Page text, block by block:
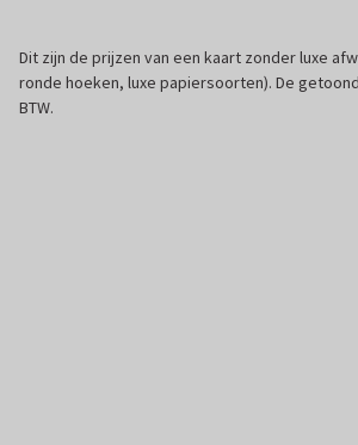
Dit zijn de prijzen van een kaart zonder luxe
ronde hoeken, luxe papiersoorten). De
BTW.